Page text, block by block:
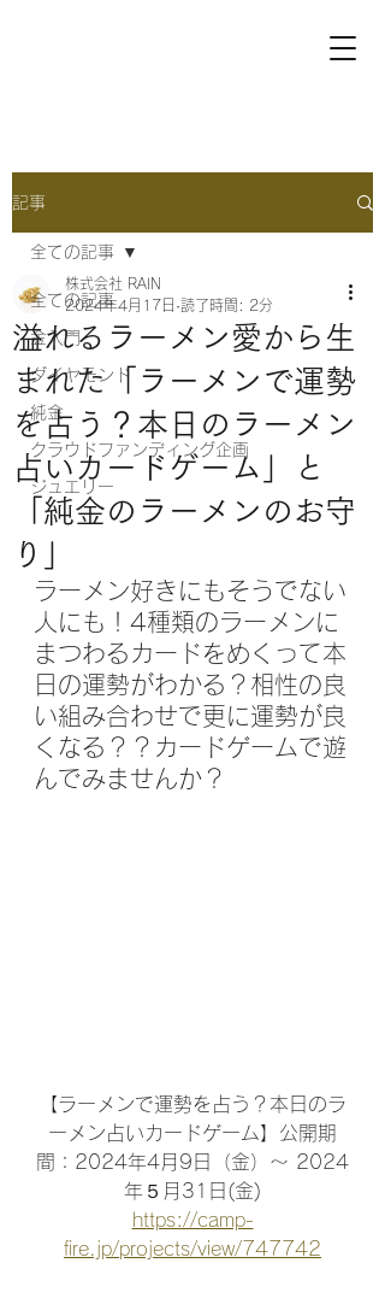
記事
全ての記事
金入門
ダイヤモンド
純金
クラウドファンディング企画
ジュエリー
全ての記事
溢れるラーメン愛から生
まれた「ラーメンで運勢
を占う？本日のラーメン
占いカードゲーム」と
「純金のラーメンのお守
り」
株式会社 RAIN
2024年4月17日 読了時間: 2分
ラーメン好きにもそうでない
人にも！4種類のラーメンに
まつわるカードをめくって本
日の運勢がわかる？相性の良
い組み合わせで更に運勢が良
くなる？？カードゲームで遊
んでみませんか？
【ラーメンで運勢を占う？本日のラ
ーメン占いカードゲーム】公開期
間：2024年4月9日（金）〜 2024
年５月31日(金)
https://camp-
fire.jp/projects/view/747742